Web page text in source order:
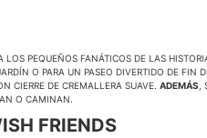
LOS PEQUEÑOS FANÁTICOS DE LAS
O PARA UN PASEO DIVERTIDO DE
CIERRE DE CREMALLERA SUAVE. ADEMÁS
O CAMINAN.
FRIENDS